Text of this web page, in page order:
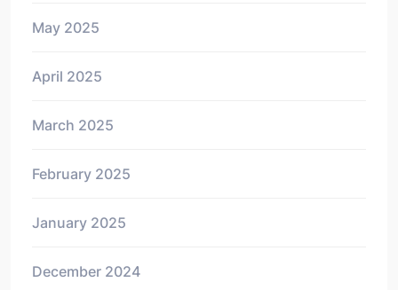
May 2025
April 2025
March 2025
February 2025
January 2025
December 2024